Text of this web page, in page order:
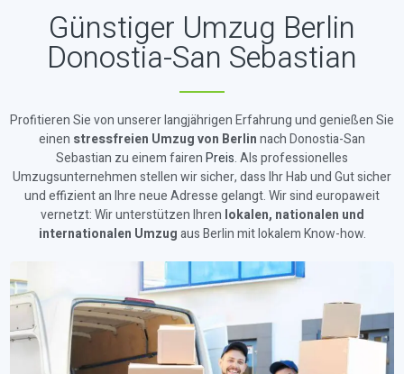
Günstiger Umzug Berlin
Donostia-San Sebastian
Profitieren Sie von unserer langjährigen Erfahrung und genießen Sie
einen stressfreien Umzug von Berlinnach Donostia-San
Sebastian zu einem fairenPreis. Als professionelles
Umzugsunternehmen stellen wir sicher, dass Ihr Hab und Gut sicher
und effizient an Ihre neue Adresse gelangt. Wir sind europaweit
vernetzt: Wir unterstützen Ihren lokalen, nationalen und
internationalen Umzugaus Berlin mit lokalem Know-how.